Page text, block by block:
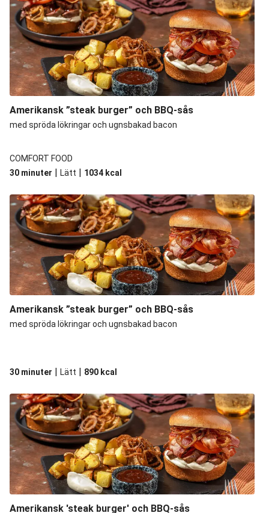
Amerikansk ”steak burger” och BBQ-sås
med spröda lökringar och ugnsbakad bacon
COMFORT FOOD
30 minuter | Lätt | 1034 kcal
Amerikansk ”steak burger” och BBQ-sås
med spröda lökringar och ugnsbakad bacon
30 minuter | Lätt | 890 kcal
Amerikansk 'steak burger' och BBQ-sås